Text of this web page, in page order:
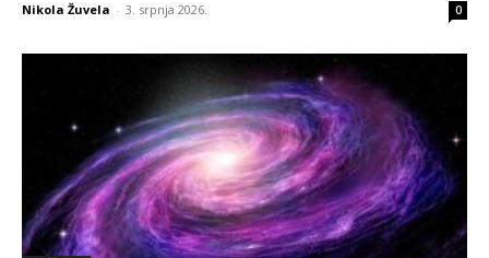
Nikola Žuvela - 3. srpnja 2026. 0